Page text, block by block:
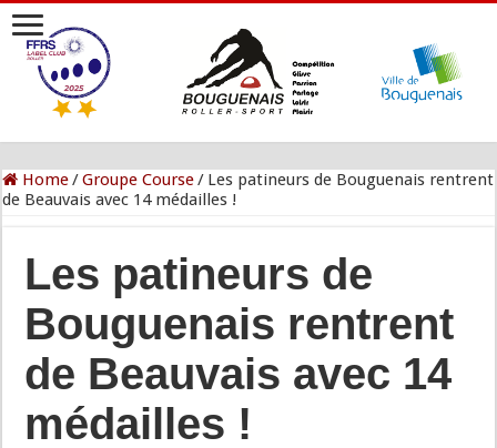
Home/Groupe Course/ Les patineurs de Bouguenais rentrent
de Beauvais avec 14 médailles !
Les patineurs de
Bouguenais rentrent
de Beauvais avec 14
médailles !